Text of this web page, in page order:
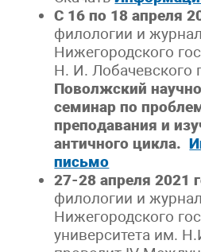
С 16 по 18 апреля
филологии и
Нижегородского
Н. И. Лобачевского
Поволжский
семинар по
преподавания и
античного цикла.
письмо
27-28 апреля 2021
филологии и
Нижегородского
университета им.